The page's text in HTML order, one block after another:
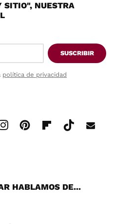
SITIO", NUESTRA
SUSCRIBIR
política de privacidad
HABLAMOS DE...